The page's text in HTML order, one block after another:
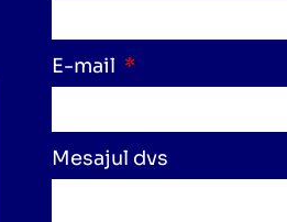
E-mail
Mesajul dvs